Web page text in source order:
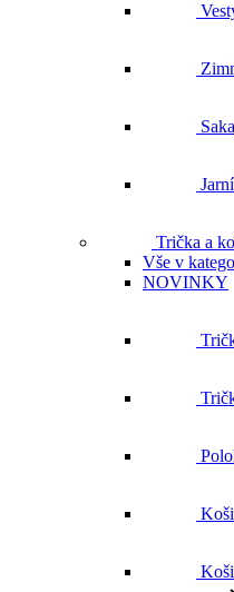
Saka
Trička a
Vše v
NOVINKY